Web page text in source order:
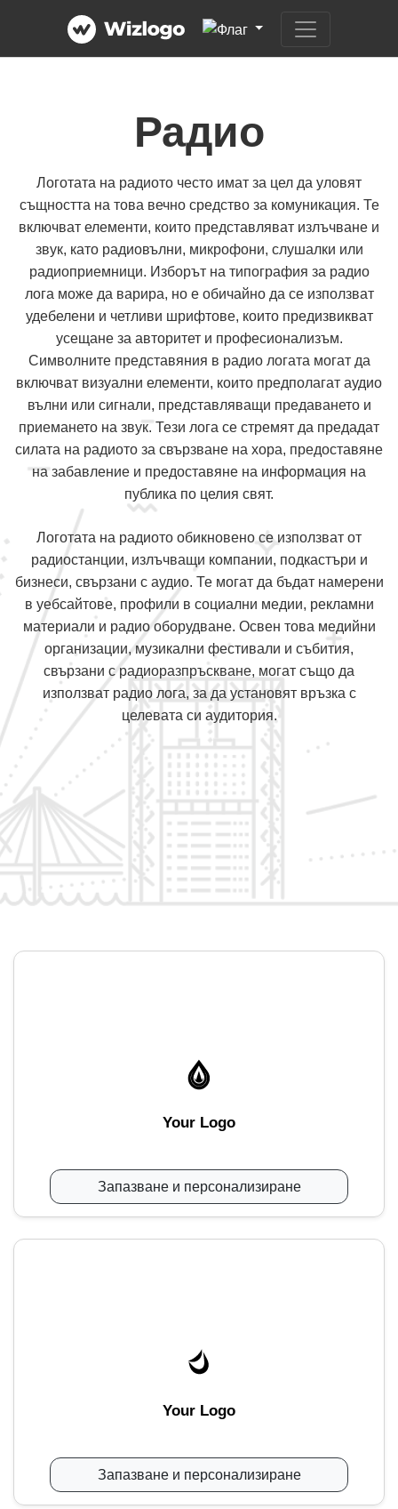
Радио
Логотата на радиото често имат за цел да уловят
същността на това вечно средство за комуникация. Те
включват елементи, които представляват излъчване и
звук, като радиовълни, микрофони, слушалки или
радиоприемници. Изборът на типография за радио
лога може да варира, но е обичайно да се използват
удебелени и четливи шрифтове, които предизвикват
усещане за авторитет и професионализъм.
Символните представяния в радио логата могат да
включват визуални елементи, които предполагат аудио
вълни или сигнали, представляващи предаването и
приемането на звук. Тези лога се стремят да предадат
силата на радиото за свързване на хора, предоставяне
на забавление и предоставяне на информация на
публика по целия свят.
Логотата на радиото обикновено се използват от
радиостанции, излъчващи компании, подкастъри и
бизнеси, свързани с аудио. Те могат да бъдат намерени
в уебсайтове, профили в социални медии, рекламни
материали и радио оборудване. Освен това медийни
организации, музикални фестивали и събития,
свързани с радиоразпръскване, могат също да
използват радио лога, за да установят връзка с
целевата си аудитория.
Your Logo
Запазване и персонализиране
Your Logo
Запазване и персонализиране